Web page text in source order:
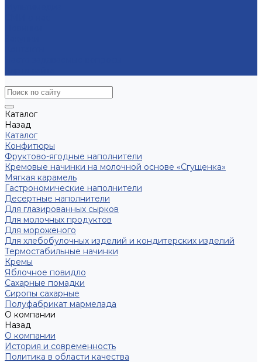
Каталог
Назад
Каталог
Конфитюры
Фруктово-ягодные наполнители
Кремовые начинки на молочной основе «Сгущенка»
Мягкая карамель
Гастрономические наполнители
Десертные наполнители
Для глазированных сырков
Для молочных продуктов
Для мороженого
Для хлебобулочных изделий и кондитерских изделий
Термостабильные начинки
Кремы
Яблочное повидло
Сахарные помадки
Сиропы сахарные
Полуфабрикат мармелада
О компании
Назад
О компании
История и современность
Политика в области качества